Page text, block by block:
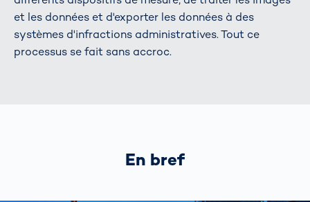
et les données et d'exporter les données à des
systèmes d'infractions administratives. Tout ce
processus se fait sans accroc.
En bref